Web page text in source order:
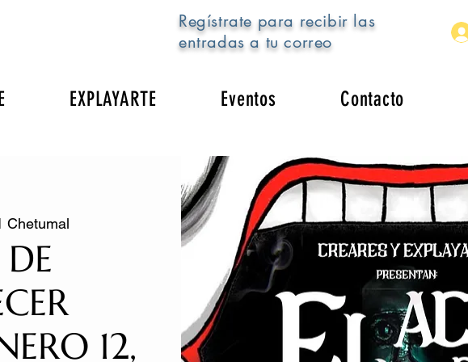
Regístrate para recibir las
entradas a tu correo
EXPLAYARTE Eventos Contacto
Chetumal
12,